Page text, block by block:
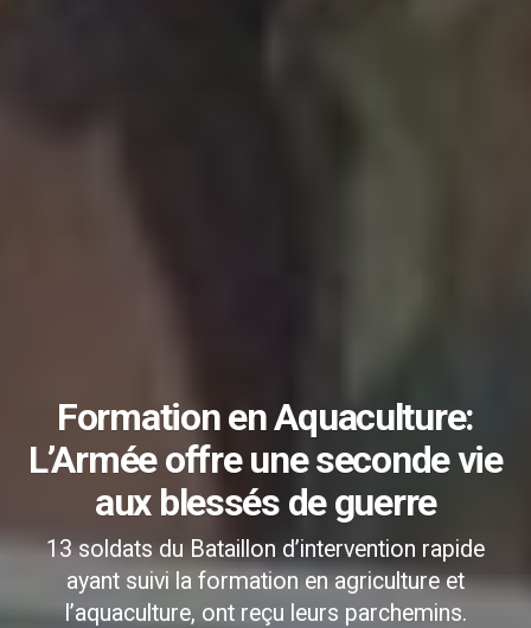
Formation en Aquaculture:
L’Armée offre une seconde vie
aux blessés de guerre
13 soldats du Bataillon d’intervention rapide
ayant suivi la formation en agriculture et
l’aquaculture, ont reçu leurs parchemins.